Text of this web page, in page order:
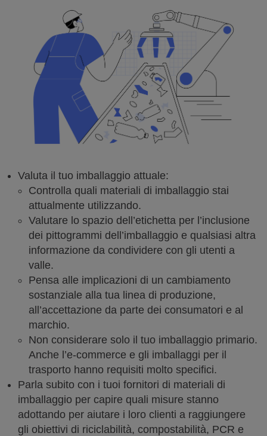
Valuta il tuo imballaggio attuale:
Controlla quali materiali di imballaggio stai
attualmente utilizzando.
Valutare lo spazio dell’etichetta per l’inclusione
dei pittogrammi dell’imballaggio e qualsiasi altra
informazione da condividere con gli utenti a
valle.
Pensa alle implicazioni di un cambiamento
sostanziale alla tua linea di produzione,
all’accettazione da parte dei consumatori e al
marchio.
Non considerare solo il tuo imballaggio primario.
Anche l’e-commerce e gli imballaggi per il
trasporto hanno requisiti molto specifici.
Parla subito con i tuoi fornitori di materiali di
imballaggio per capire quali misure stanno
adottando per aiutare i loro clienti a raggiungere
gli obiettivi di riciclabilità, compostabilità, PCR e